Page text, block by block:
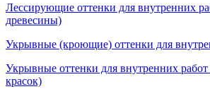
Лессирующие оттенки для внутренних
древесины)
Укрывные (кроющие) оттенки для
Укрывные оттенки для внутренних работ
красок)